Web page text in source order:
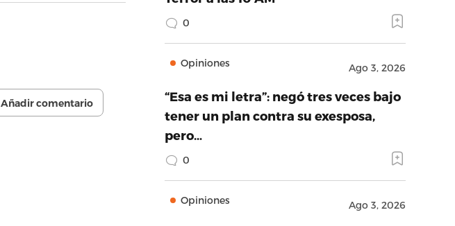
Añadir comentario
0
Opiniones Ago 3, 2026
“Esa es mi letra”: negó tres veces bajo
tener un plan contra su exesposa,
pero…
0
Opiniones Ago 3, 2026